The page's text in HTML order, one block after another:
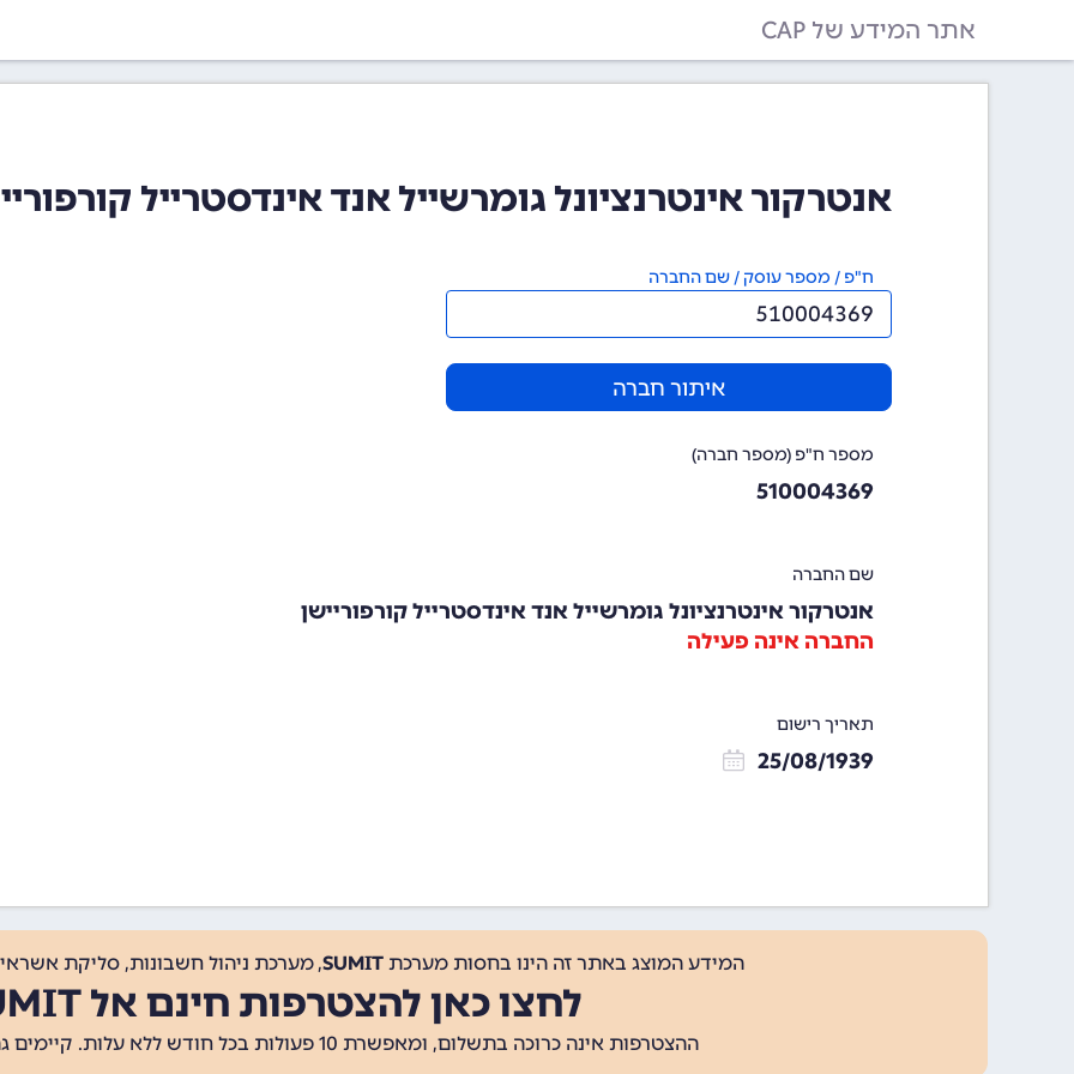
אתר המידע של CAP
אנטרקור אינטרנציונל גומרשייל אנד אינדסטרייל קורפוריישן
ח"פ / מספר עוסק / שם החברה
איתור חברה
מספר ח"פ (מספר חברה)
510004369
שם החברה
אנטרקור אינטרנציונל גומרשייל אנד אינדסטרייל קורפוריישן
החברה אינה פעילה
תאריך רישום
25/08/1939
המידע המוצג באתר זה הינו בחסות מערכת SUMIT, מערכת ניהול חשבונות, סליקת
לחצו כאן להצטרפות חינם אל SUMIT
ההצטרפות אינה כרוכה בתשלום, ומאפשרת 10 פעולות בכל חודש ללא עלות. קיימים גם